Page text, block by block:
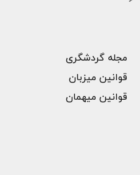
مجله گردشگری
قوانین میزبان
قوانین میهمان